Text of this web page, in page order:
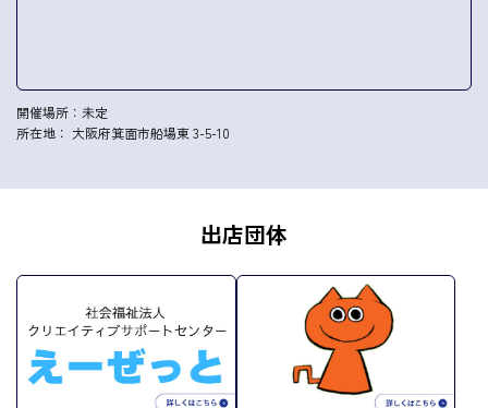
開催場所：未定
所在地： 大阪府箕面市船場東 3-5-10
出店団体